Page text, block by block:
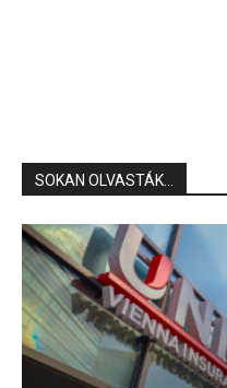
SOKAN OLVASTÁK...